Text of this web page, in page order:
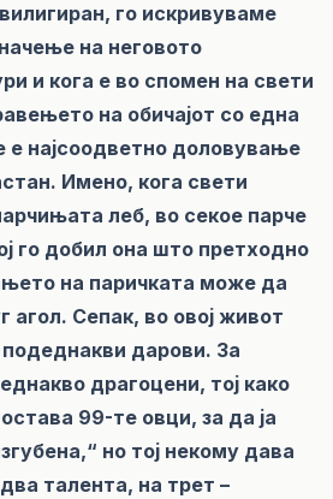
го искривуваме
на неговото
и кога е во спомен на свети
на обичајот со една
е најсоодветно доловување
Имено, кога свети
леб, во секое парче
го добил она што претходно
на паричката може да
агол. Сепак, во овој живот
дарови. За
драгоцени, тој како
99-те овци, за да ја
но тој некому дава
талента, на трет –